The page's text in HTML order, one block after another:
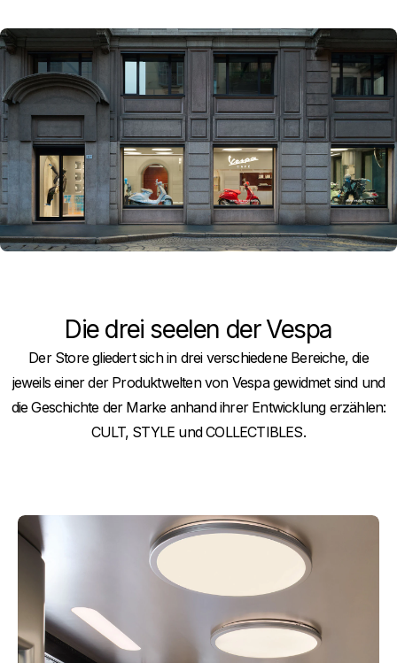
Item
Item
Die drei seelen der Vespa
Der Store gliedert sich in drei verschiedene Bereiche, die
jeweils einer der Produktwelten von Vespa gewidmet sind und
die Geschichte der Marke anhand ihrer Entwicklung erzählen:
CULT, STYLE und COLLECTIBLES.